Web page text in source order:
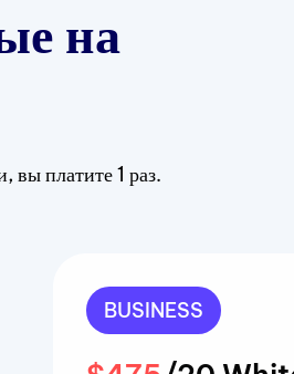
на
вы платите 1 раз.
BUSINESS